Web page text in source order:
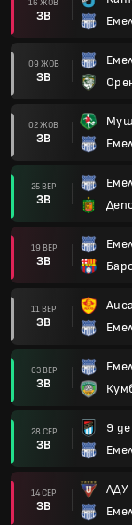
16 ЖОВ
ЗВ
09 ЖОВ
ЗВ
02 ЖОВ
ЗВ
25 ВЕР
ЗВ
19 ВЕР
ЗВ
11 ВЕР
ЗВ
03 ВЕР
ЗВ
28 СЕР
ЗВ
9
14 СЕР
ЗВ
ЛДУ